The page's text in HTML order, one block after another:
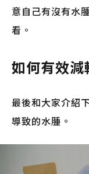
意自己有沒有水
看。
如何有效
最後和大家介紹
導致的水腫。